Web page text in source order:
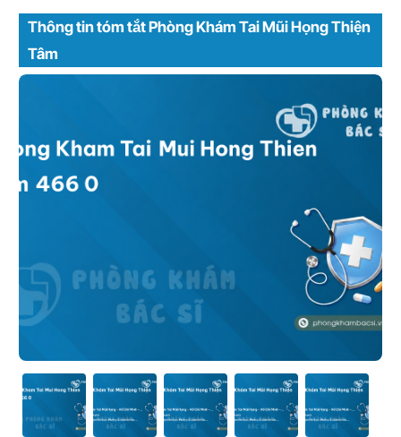
Thông tin tóm tắt Phòng Khám Tai Mũi Họng Thiện
Tâm